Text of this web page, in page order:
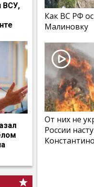
ВСУ,
Как ВС РФ
Малиновку
От них не
России